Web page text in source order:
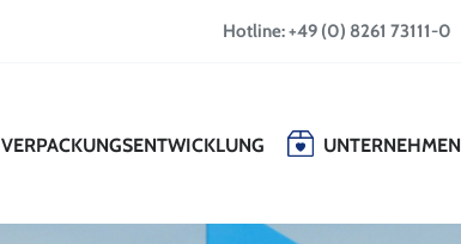
Hotline: +49 (0) 8261 73111-0
VERPACKUNGSENTWICKLUNG UNTERNEHMEN